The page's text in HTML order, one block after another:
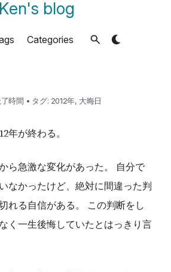
Ken's blog
Categories
時間 • タグ: 2012年, 大晦日
年が終わる。
ら急激な変化があった。 自分で
なかったけど、絶対に間違った判
れる自信がある。 この判断をし
く一生後悔していたとはっきり言